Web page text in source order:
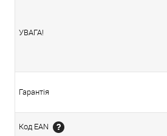
УВАГА!
Гарантія
Код EAN